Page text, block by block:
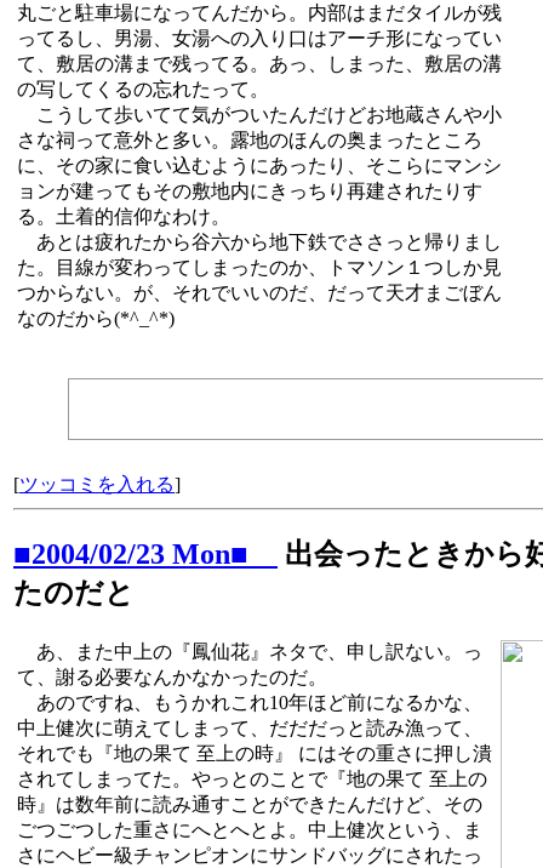
丸ごと駐車場になってんだから。内部はまだタイルが残
ってるし、男湯、女湯への入り口はアーチ形になってい
て、敷居の溝まで残ってる。あっ、しまった、敷居の溝
の写してくるの忘れたって。
こうして歩いてて気がついたんだけどお地蔵さんや小
さな祠って意外と多い。露地のほんの奥まったところ
に、その家に食い込むようにあったり、そこらにマンシ
ョンが建ってもその敷地内にきっちり再建されたりす
る。土着的信仰なわけ。
あとは疲れたから谷六から地下鉄でささっと帰りまし
た。目線が変わってしまったのか、トマソン１つしか見
つからない。が、それでいいのだ、だって天才まごぼん
なのだから(*^_^*)
[ツッコミを入れる]
■2004/02/23 Mon■
出会ったときから
たのだと
あ、また中上の『鳳仙花』ネタで、申し訳ない。っ
て、謝る必要なんかなかったのだ。
あのですね、もうかれこれ10年ほど前になるかな、
中上健次に萌えてしまって、だだだっと読み漁って、
それでも『地の果て 至上の時』 にはその重さに押し潰
されてしまってた。やっとのことで『地の果て 至上の
時』は数年前に読み通すことができたんだけど、その
ごつごつした重さにへとへとよ。中上健次という、ま
さにヘビー級チャンピオンにサンドバッグにされたっ